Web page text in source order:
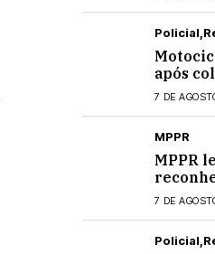
Policial
após
7 DE
MPPR
MPPR
escolas
7 DE
Policial